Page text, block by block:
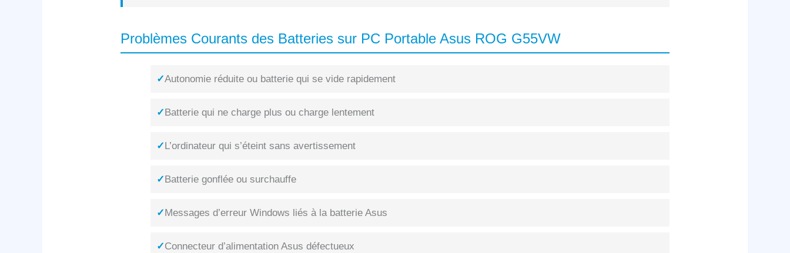
Problèmes Courants des Batteries sur PC Portable Asus ROG G55VW
✓Autonomie réduite ou batterie qui se vide rapidement
✓Batterie qui ne charge plus ou charge lentement
✓L’ordinateur qui s’éteint sans avertissement
✓Batterie gonflée ou surchauffe
✓Messages d’erreur Windows liés à la batterie Asus
✓Connecteur d’alimentation Asus défectueux